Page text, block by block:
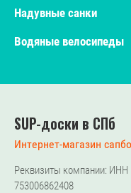
Надувные санки
Водяные велосипеды
SUP-доски в СПб
Интернет-магазин
Реквизиты компании: ИНН
753006862408